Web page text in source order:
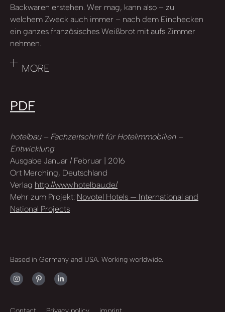
Backwaren erstehen. Wer mag, kann also – zu
welchem Zweck auch immer – nach dem Einchecken
ein ganzes französisches Weißbrot mit aufs Zimmer
nehmen.
MORE
PDF
hotelbau – Fachzeitschrift für Hotelimmobilien –
Entwicklung
Ausgabe Januar / Februar | 2016
Ort Merching, Deutschland
Verlag http://www.hotelbau.de/
Mehr zum Projekt: Novotel Hotels — International and
National Projects
Based in Germany and USA. Working worldwide.